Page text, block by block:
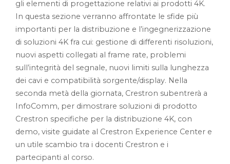
gli elementi di progettazione relativi ai prodotti 4K.
In questa sezione verranno affrontate le sfide più
importanti per la distribuzione e l’ingegnerizzazione
di soluzioni 4K fra cui: gestione di differenti risoluzioni,
nuovi aspetti collegati al frame rate, problemi
sull’integrità del segnale, nuovi limiti sulla lunghezza
dei cavi e compatibilità sorgente/display. Nella
seconda metà della giornata, Crestron subentrerà a
InfoComm, per dimostrare soluzioni di prodotto
Crestron specifiche per la distribuzione 4K, con
demo, visite guidate al Crestron Experience Center e
un utile scambio tra i docenti Crestron e i
partecipanti al corso.